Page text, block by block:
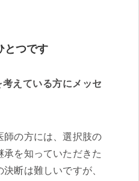
とつです
えている方にメッセ
師の方には、選択肢の
承を知っていただきた
断は難しいですが、